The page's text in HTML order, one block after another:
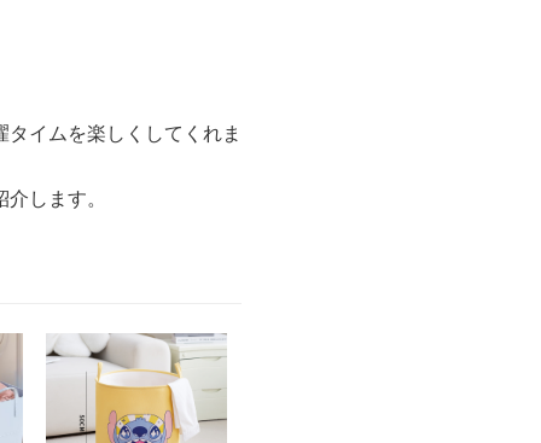
イムを楽しくしてくれま
します。